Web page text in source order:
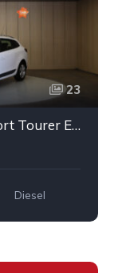
23
Renault Mégane Sport Tourer ENERGY dCi 110 Start & Stopp Expression
Diesel